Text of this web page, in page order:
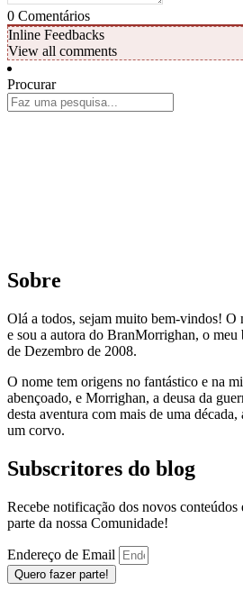
0 Comentários
Inline Feedbacks
View all comments
Procurar
Sobre
Olá a todos, sejam muito bem-vindos! O
e sou a autora do BranMorrighan, o meu
de Dezembro de 2008.
O nome tem origens no fantástico e na
abençoado, e Morrighan, a deusa da
desta aventura com mais de uma
um corvo.
Subscritores do blog
Recebe notificação dos novos
parte da nossa Comunidade!
Endereço de Email
Quero fazer parte!